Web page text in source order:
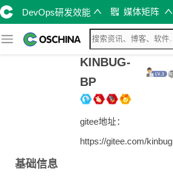
DevOps研发效能 媒体矩阵
KINBUG-
BP
gitee地址：
https://gitee.com/kinbug
基础信息